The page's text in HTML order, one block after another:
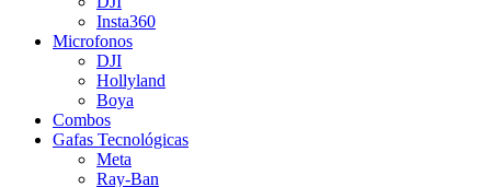
Insta360
Microfonos
DJI
Hollyland
Boya
Combos
Gafas Tecnológicas
Meta
Ray-Ban